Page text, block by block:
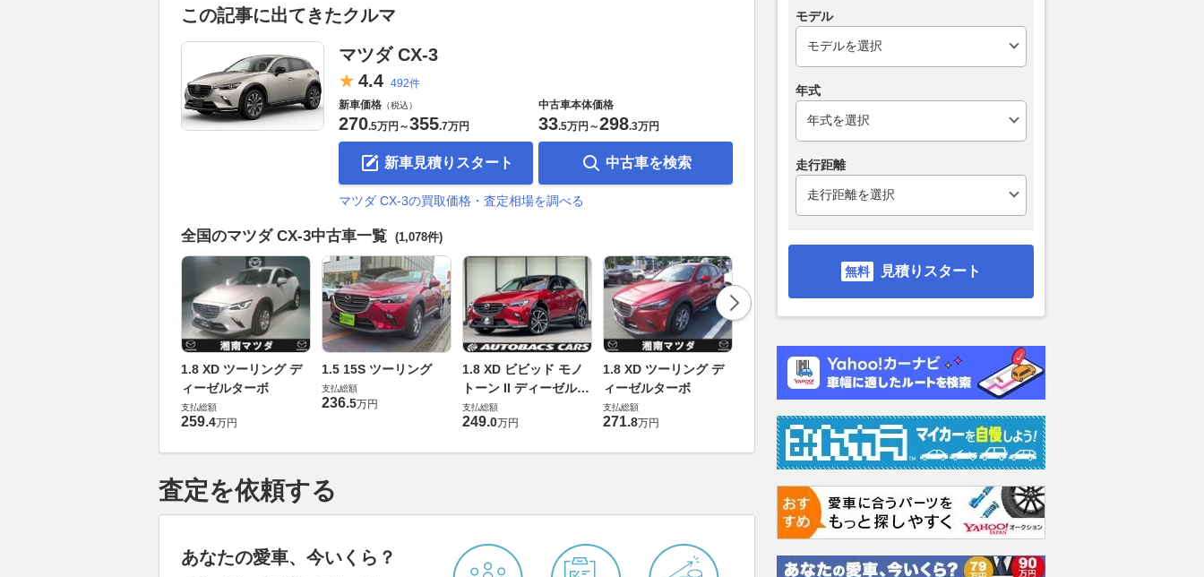
この記事に出てきたクルマ
マツダ CX-3
4.4 492件
新車価格 （税込）
270.5万円 ～355.7万円
新車見積りスタート
中古車本体価格
33.5万円 ～298.3万円
中古車を検索
マツダ CX-3の買取価格・査定相場を調べる
全国のマツダ CX-3中古車一覧 (1,078件)
1.8 XD ツーリング デ
ィーゼルターボ
支払総額
259.4万円
1.5 15S ツーリング
支払総額
236.5万円
1.8 XD ビビッド モノ
トーン II ディーゼルタ
ーボ
支払総額
249.0万円
1.8 XD ツーリング デ
ィーゼルターボ
支払総額
271.8万円
1.8 XD ツーリング デ
ィーゼルターボ
支払総額
9万円
1.8 XD ツーリング デ
ィーゼルターボ
支払総額
271.9万円
1.8 XD ツーリング デ
ィーゼルターボ
支払総額
271
査定を依頼する
あなたの愛車、今いくら？
モデル
年式
走行距離
見積りスタート